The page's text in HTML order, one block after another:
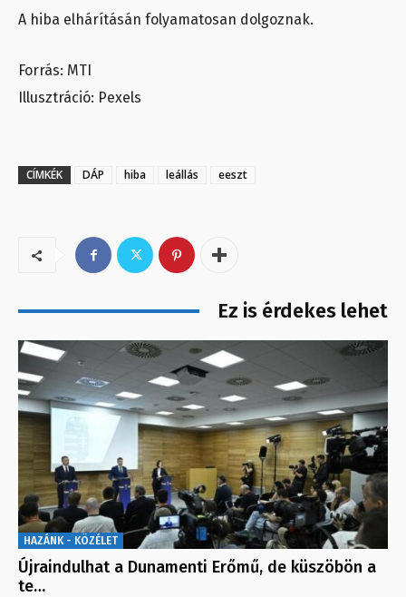
A hiba elhárításán folyamatosan dolgoznak.
Forrás: MTI
Illusztráció: Pexels
CÍMKÉK DÁP hiba leállás eeszt
Ez is érdekes lehet
HAZÁNK - KÖZÉLET
Újraindulhat a Dunamenti Erőmű, de küszöbön a
te…